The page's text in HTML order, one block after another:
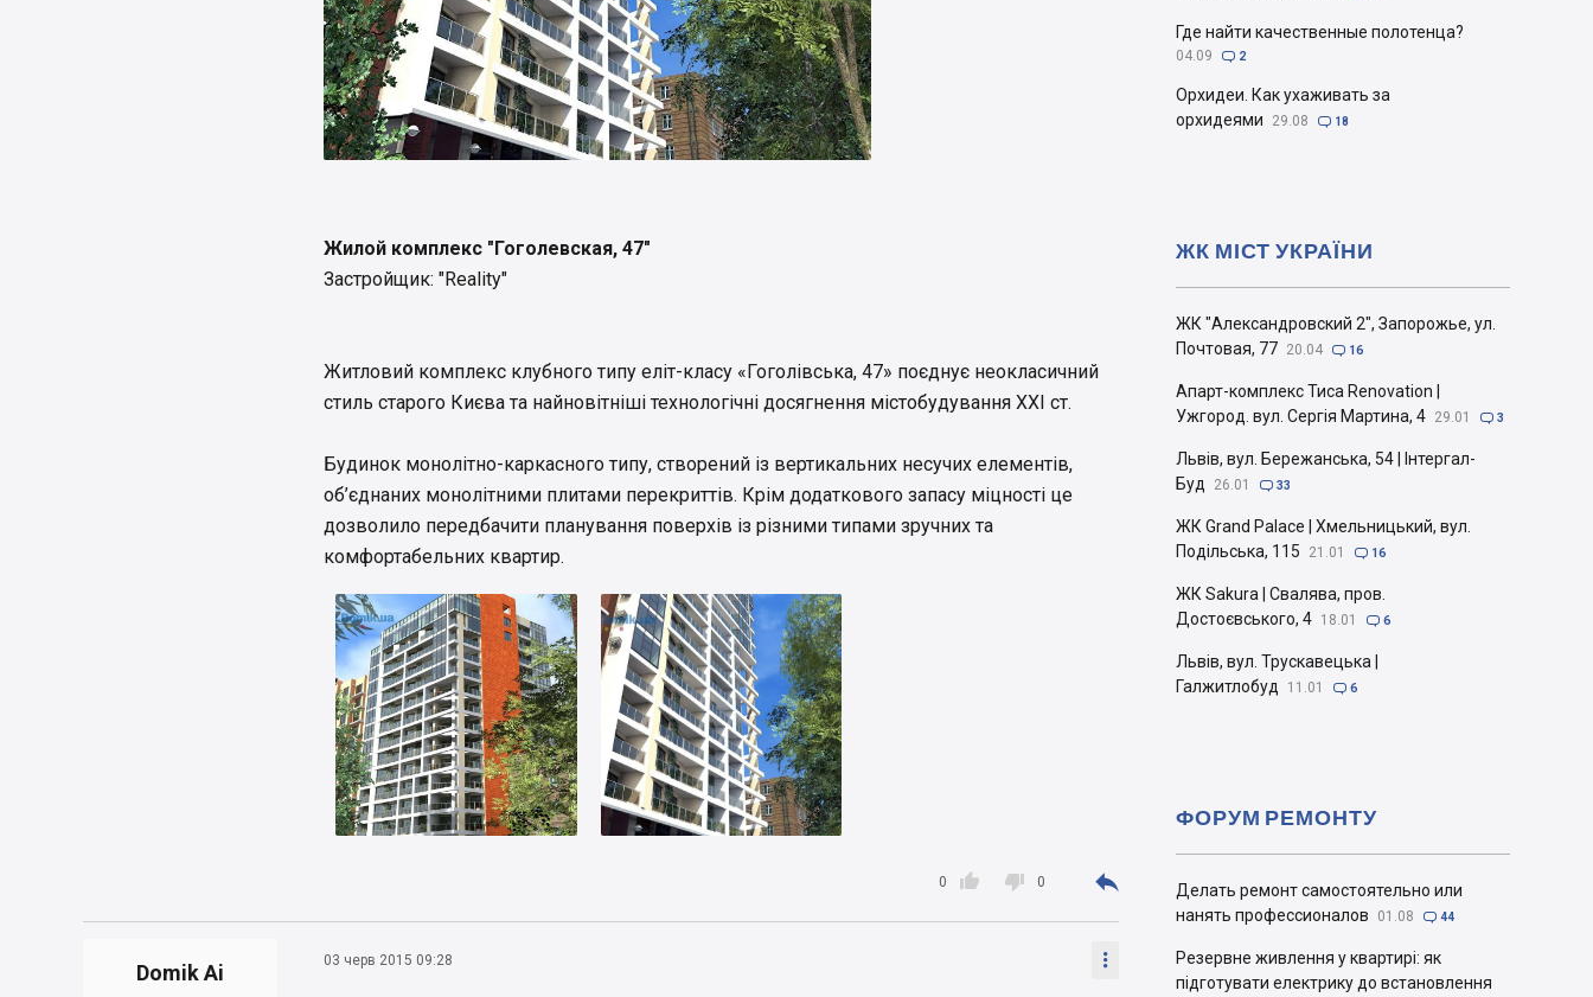
Жилой комплекс "Гоголевская, 47"
Застройщик: "Reality"
Житловий комплекс клубного типу еліт-класу «Гоголівська, 47» поєднує неокласичний
стиль старого Києва та найновітніші технологічні досягнення містобудування ХХІ ст.
Будинок монолітно-каркасного типу, створений із вертикальних несучих елементів,
об’єднаних монолітними плитами перекриттів. Крім додаткового запасу міцності це
дозволило передбачити планування поверхів із різними типами зручних та
комфортабельних квартир.

0  0 
Domik Ai 03 черв 2015 09:28 
Где найти качественные полотенца?
04.09  2
Орхидеи. Как ухаживать за
орхидеями
29.08  18
ЖК "Александровский 2", Запорожье, ул.
Почтовая, 77 20.04  16
Апарт-комплекс Тиса Renovation |
Ужгород. вул. Сергія Мартина, 4 29.01  3
Львів, вул. Бережанська, 54 | Інтергал-
Буд
26.01  33
ЖК Grand Palace | Хмельницький, вул.
Подільська, 115
21.01  16
ЖК Sakura | Свалява, пров.
Достоєвського, 4 18.01  6
Львів, вул. Трускавецька |
Галжитлобуд
11.01  6
ЖК МІСТ УКРАЇНИ
Делать ремонт самостоятельно или
нанять профессионалов
01.08  44
Резервне живлення у квартирі: як
підготувати електрику до встановлення
ФОРУМ РЕМОНТУ